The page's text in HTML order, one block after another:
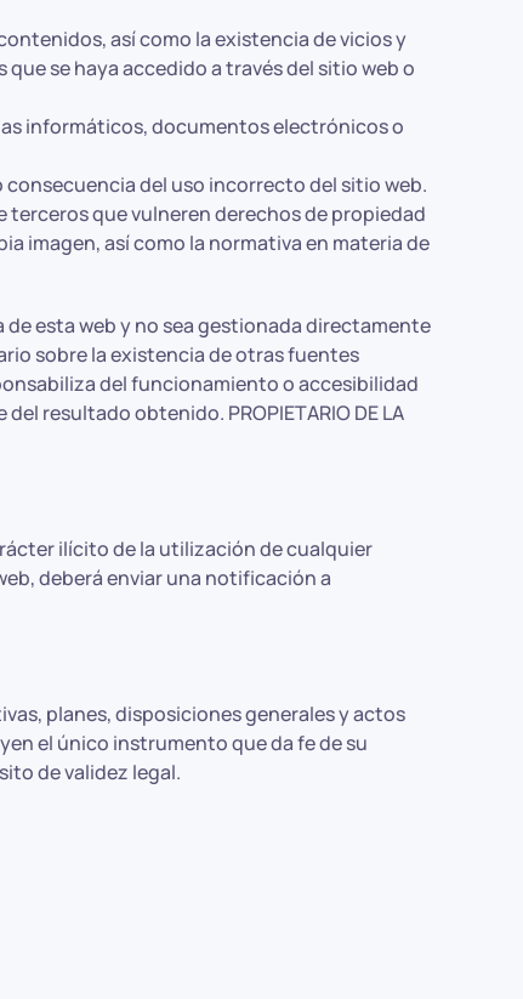
así como la existencia de vicios y
se haya accedido a través del sitio web o
informáticos, documentos electrónicos o
consecuencia del uso incorrecto del sitio web.
terceros que vulneren derechos de propiedad
imagen, así como la normativa en materia de
de esta web y no sea gestionada directamente
sobre la existencia de otras fuentes
del funcionamiento o accesibilidad
resultado obtenido. PROPIETARIO DE LA
ilícito de la utilización de cualquier
deberá enviar una notificación a
planes, disposiciones generales y actos
el único instrumento que da fe de su
de validez legal.